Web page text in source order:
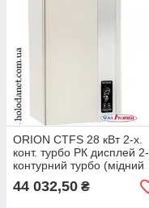
ORION CTFS 28 кВт 2-х.
конт. турбо РК дисплей 2-
контурний турбо (мідний
ТО) настінний газовий
котел
44 032,50 ₴